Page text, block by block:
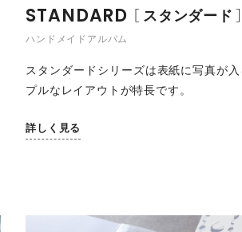
STANDARD スタンダード
ハンドメイドアルバム
スタンダードシリーズは表紙に写真が
プルなレイアウトが特長です。
詳しく見る